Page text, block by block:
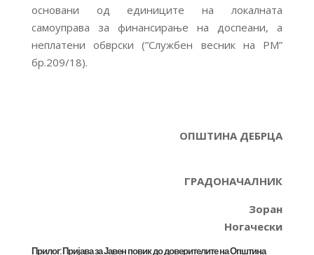
основани од единиците на локалната
самоуправа за финансирање на доспеани, а
неплатени обврски (”Службен весник на РМ”
бр.209/18).
ОПШТИНА ДЕБРЦА
ГРАДОНАЧАЛНИК
Зоран
Ногачески
Прилог: Пријава за Јавен повик до доверителите на Општина